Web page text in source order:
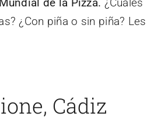
¿Con piña o sin piña? Les
Cádiz